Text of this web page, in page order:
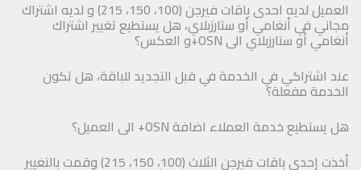
العميل لديه احدى باقات فيرجن (100، 150، 215) و لديه اشتراك
مجاني في أنغامي أو ستارزبلاي، هل يستطيع تغيير اشتراك
أنغامي أو ستارزبلاي الى OSN+و العكس؟
عند اشتراكي في الخدمة في قبل التجديد للباقة، هل تكون
الخدمة مفعلة؟
هل يستطيع خدمة العملاء اضافة OSN+ الى العميل؟
أخذت إحدى باقات فيرجن الثلاث (100، 150، 215) وقمت بالتغيير